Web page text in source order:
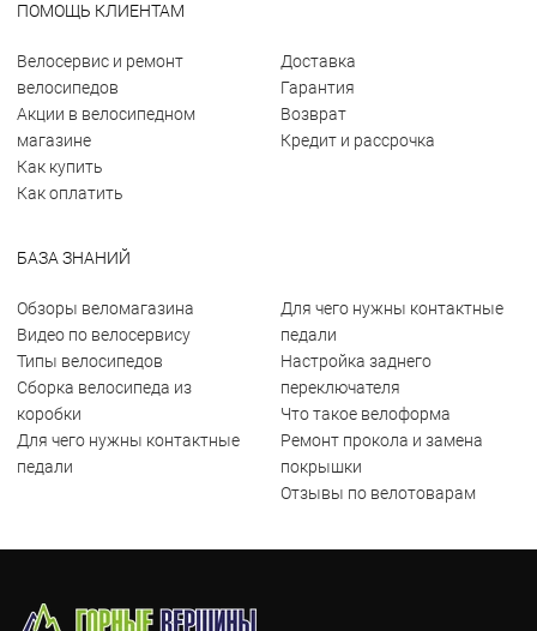
ПОМОЩЬ КЛИЕНТАМ
Велосервис и ремонт
велосипедов
Акции в велосипедном
магазине
Как купить
Как оплатить
Доставка
Гарантия
Возврат
Кредит и рассрочка
БАЗА ЗНАНИЙ
Обзоры веломагазина
Видео по велосервису
Типы велосипедов
Сборка велосипеда из
коробки
Для чего нужны контактные
педали
Для чего нужны контактные
педали
Настройка заднего
переключателя
Что такое велоформа
Ремонт прокола и замена
покрышки
Отзывы по велотоварам